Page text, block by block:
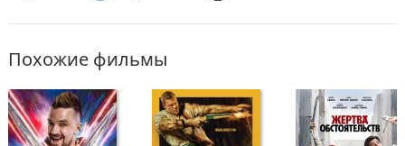
Похожие фильмы